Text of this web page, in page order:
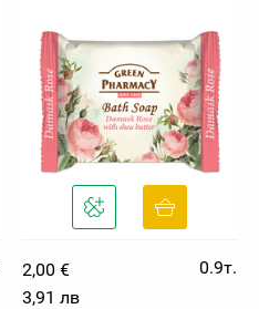
2,00 €
0.9т.
3,91 лв